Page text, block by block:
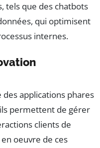
tels que des chatbots
qui optimisent
internes.
applications phares
permettent de gérer
clients de
oeuvre de ces